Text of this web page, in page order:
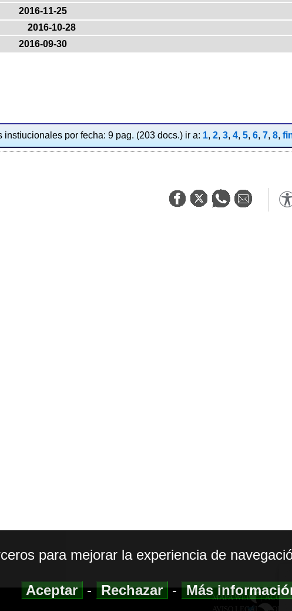
2016-11-25
2016-10-28
2016-09-30
instiucionales por fecha: 9 pag. (203 docs.) ir a: 1, 2, 3, 4, 5, 6, 7, 8,
MAPA WEB|
AVISO LEGAL|
para mejorar la experiencia de
Aceptar-Rechazar-Más